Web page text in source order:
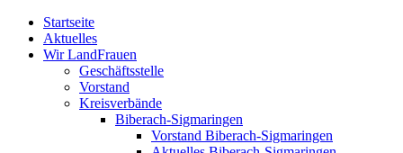
Zum
Inhalt
springen
Startseite
Aktuelles
Wir LandFrauen
Geschäftsstelle
Vorstand
Kreisverbände
Biberach-Sigmaringen
Vorstand Biberach-Sigmaringen